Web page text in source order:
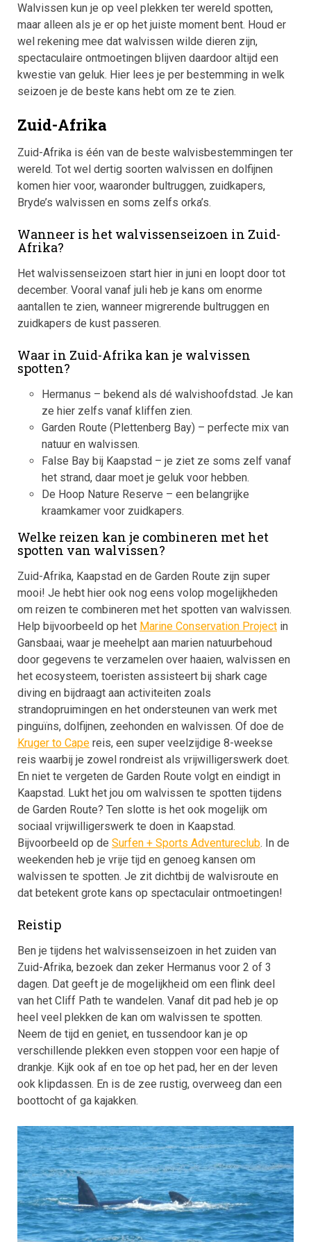
Walvissen kun je op veel plekken ter wereld spotten,
maar alleen als je er op het juiste moment bent. Houd er
wel rekening mee dat walvissen wilde dieren zijn,
spectaculaire ontmoetingen blijven daardoor altijd een
kwestie van geluk. Hier lees je per bestemming in welk
seizoen je de beste kans hebt om ze te zien.
Zuid-Afrika
Zuid-Afrika is één van de beste walvisbestemmingen ter
wereld. Tot wel dertig soorten walvissen en dolfijnen
komen hier voor, waaronder bultruggen, zuidkapers,
Bryde’s walvissen en soms zelfs orka’s.
Wanneer is het walvissenseizoen in Zuid-
Afrika?
Het walvissenseizoen start hier in juni en loopt door tot
december. Vooral vanaf juli heb je kans om enorme
aantallen te zien, wanneer migrerende bultruggen en
zuidkapers de kust passeren.
Waar in Zuid-Afrika kan je walvissen
spotten?
Hermanus – bekend als dé walvishoofdstad. Je kan
ze hier zelfs vanaf kliffen zien.
Garden Route (Plettenberg Bay) – perfecte mix van
natuur en walvissen.
False Bay bij Kaapstad – je ziet ze soms zelf vanaf
het strand, daar moet je geluk voor hebben.
De Hoop Nature Reserve – een belangrijke
kraamkamer voor zuidkapers.
Welke reizen kan je combineren met het
spotten van walvissen?
Zuid-Afrika, Kaapstad en de Garden Route zijn super
mooi! Je hebt hier ook nog eens volop mogelijkheden
om reizen te combineren met het spotten van walvissen.
Help bijvoorbeeld op het Marine Conservation Project in
Gansbaai, waar je meehelpt aan marien natuurbehoud
door gegevens te verzamelen over haaien, walvissen en
het ecosysteem, toeristen assisteert bij shark cage
diving en bijdraagt aan activiteiten zoals
strandopruimingen en het ondersteunen van werk met
pinguïns, dolfijnen, zeehonden en walvissen. Of doe de
Kruger to Cape reis, een super veelzijdige 8-weekse
reis waarbij je zowel rondreist als vrijwilligerswerk doet.
En niet te vergeten de Garden Route volgt en eindigt in
Kaapstad. Lukt het jou om walvissen te spotten tijdens
de Garden Route? Ten slotte is het ook mogelijk om
sociaal vrijwilligerswerk te doen in Kaapstad.
Bijvoorbeeld op de Surfen + Sports Adventureclub. In de
weekenden heb je vrije tijd en genoeg kansen om
walvissen te spotten. Je zit dichtbij de walvisroute en
dat betekent grote kans op spectaculair ontmoetingen!
Reistip
Ben je tijdens het walvissenseizoen in het zuiden van
Zuid-Afrika, bezoek dan zeker Hermanus voor 2 of 3
dagen. Dat geeft je de mogelijkheid om een flink deel
van het Cliff Path te wandelen. Vanaf dit pad heb je op
heel veel plekken de kan om walvissen te spotten.
Neem de tijd en geniet, en tussendoor kan je op
verschillende plekken even stoppen voor een hapje of
drankje. Kijk ook af en toe op het pad, her en der leven
ook klipdassen. En is de zee rustig, overweeg dan een
boottocht of ga kajakken.